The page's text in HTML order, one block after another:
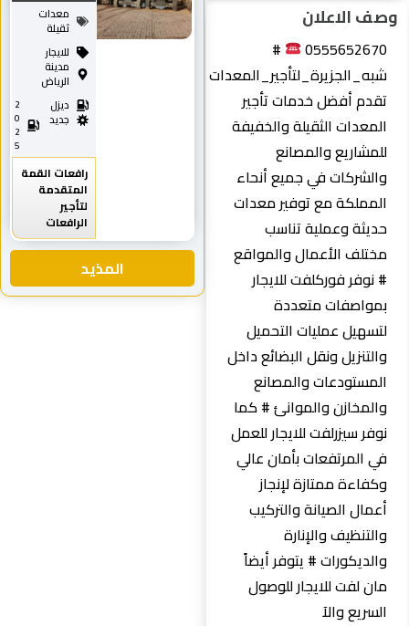
الاعلان
#
أفضل خدمات تأجير
الثقيلة والخفيفة
والمصانع
في جميع أنحاء
مع توفير معدات
وعملية تناسب
الأعمال والمواقع
نوفر فوركلفت للايجار
متعددة
عمليات التحميل
ونقل البضائع داخل
والمصانع
والموانئ # كما
سيزرلفت للايجار للعمل
المرتفعات بأمان عالي
ممتازة لإنجاز
الصيانة والتركيب
والإنارة
# يتوفر أيضاً
لفت للايجار للوصول
والآ
المذيد
معدات
ثقيلة
للايجار
مدينة
الرياض
ديزل
جديد
0
2
رافعات القمة
المتقدمة
لتأجير
الرافعات